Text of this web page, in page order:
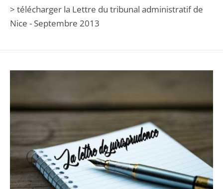
> télécharger la Lettre du tribunal administratif de
Nice - Septembre 2013